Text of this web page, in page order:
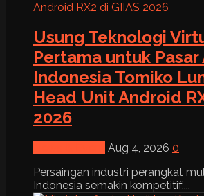
Usung Teknologi
Pertama untuk
Indonesia Tomiko
Head Unit Android
2026
Aug 4, 2026 0
Persaingan industri perangkat
Indonesia semakin kompetitif....